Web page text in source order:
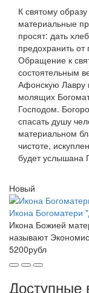
К святому
материальные
просят: дать
предохранить от
Обращение к
состоятельным
Афонскую Лавру
молящих
Господом.
спасать душу
материальном
чистоте,
будет услышана
Новый
Икона Богоматери
Икона Божией
называют
5200рубл
Доступные